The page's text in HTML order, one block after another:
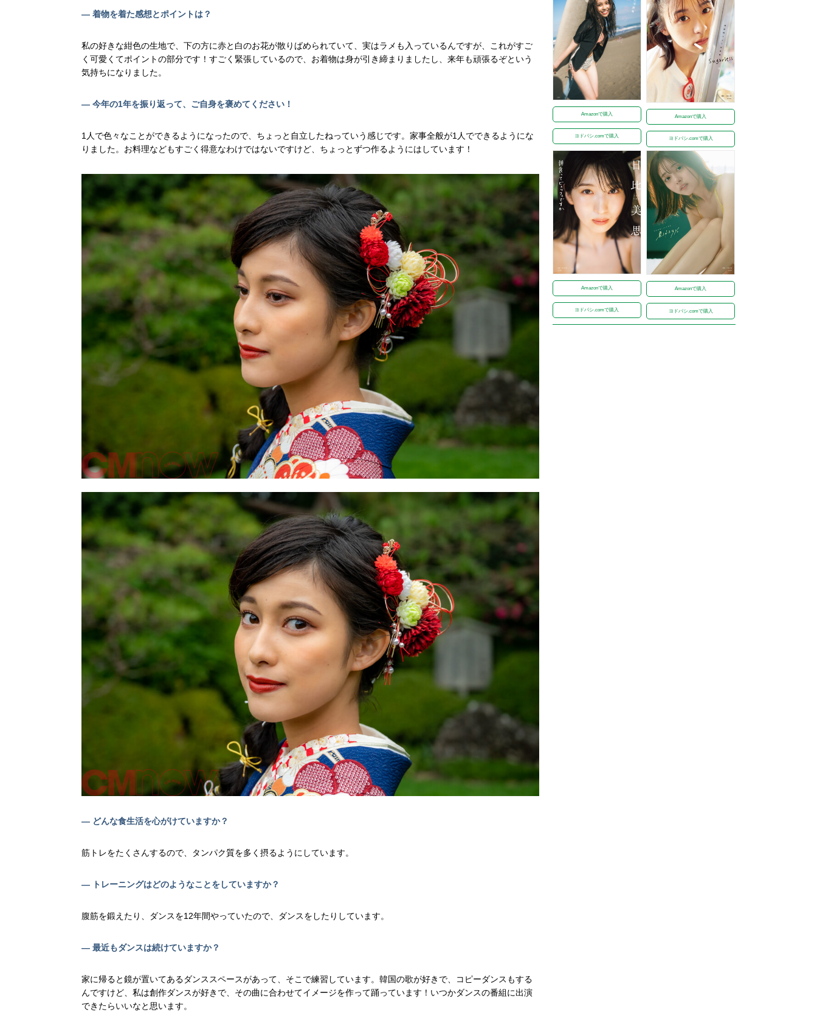
— 着物を着た感想とポイントは？
私の好きな紺色の生地で、下の方に赤と白のお花が散りばめられていて、実はラメも入っているんですが、これがすご
く可愛くてポイントの部分です！すごく緊張しているので、お着物は身が引き締まりましたし、来年も頑張るぞという
気持ちになりました。
— 今年の1年を振り返って、ご自身を褒めてください！
1人で色々なことができるようになったので、ちょっと自立したねっていう感じです。家事全般が1人でできるようにな
りました。お料理などもすごく得意なわけではないですけど、ちょっとずつ作るようにはしています！
— どんな食生活を心がけていますか？
筋トレをたくさんするので、タンパク質を多く摂るようにしています。
— トレーニングはどのようなことをしていますか？
腹筋を鍛えたり、ダンスを12年間やっていたので、ダンスをしたりしています。
— 最近もダンスは続けていますか？
家に帰ると鏡が置いてあるダンススペースがあって、そこで練習しています。韓国の歌が好きで、コピーダンスもする
んですけど、私は創作ダンスが好きで、その曲に合わせてイメージを作って踊っています！いつかダンスの番組に出演
できたらいいなと思います。
Amazonで購入
ヨドバシ.comで購入
Amazonで購入
ヨドバシ.comで購入
Amazonで購入
ヨドバシ.comで購入
Amazonで購入
ヨドバシ.comで購入